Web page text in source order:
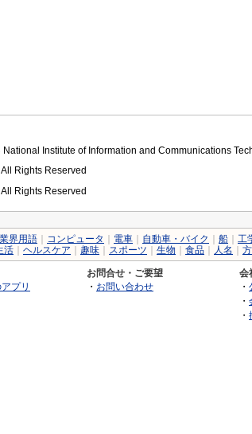
Institute of Information and Communications
Rights Reserved
Rights Reserved
業界用語 コンピュータ 電車 自動車・バイク 船 工
活 ヘルスケア 趣味 スポーツ 生物 食品 人名
プリ
お問合せ・ご要望
・ お問い合わせ
会
・
・
・